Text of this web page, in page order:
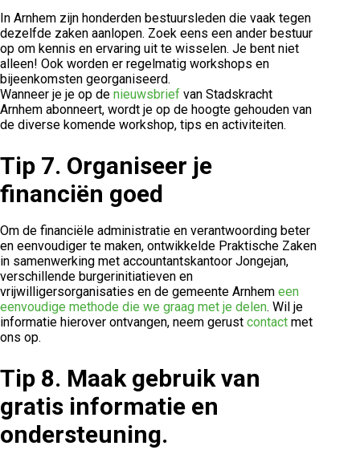
In Arnhem zijn honderden bestuursleden die vaak tegen
dezelfde zaken aanlopen. Zoek eens een ander bestuur
op om kennis en ervaring uit te wisselen. Je bent niet
alleen! Ook worden er regelmatig workshops en
bijeenkomsten georganiseerd.
Wanneer je je op de nieuwsbrief van Stadskracht
Arnhem abonneert, wordt je op de hoogte gehouden van
de diverse komende workshop, tips en activiteiten.
Tip 7. Organiseer je
financiën goed
Om de financiële administratie en verantwoording beter
en eenvoudiger te maken, ontwikkelde Praktische Zaken
in samenwerking met accountantskantoor Jongejan,
verschillende burgerinitiatieven en
vrijwilligersorganisaties en de gemeente Arnhem een
eenvoudige methode die we graag met je delen. Wil je
informatie hierover ontvangen, neem gerust contact met
ons op.
Tip 8. Maak gebruik van
gratis informatie en
ondersteuning.